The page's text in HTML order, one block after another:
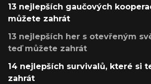
13 nejlepších gaučových
můžete zahrát
13 nejlepších her s otevřeným
teď můžete zahrát
14 nejlepších survivalů, které si
zahrát